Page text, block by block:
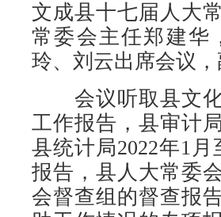
文成县十七届人大
常委会主任郑建华
玲、刘云出席会议
会议听取县文化
工作报告，县审计
县统计局2022年1
报告，县人大常委
会督查组的督查报